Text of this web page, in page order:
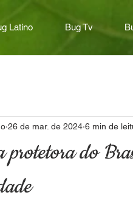
Latino Bug Tv
protetora do
26 de mar. de 2024 6 min de